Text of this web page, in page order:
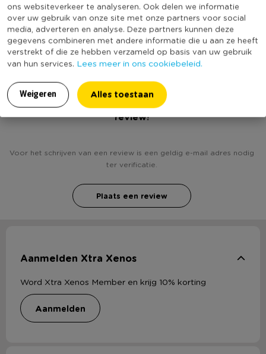
ons websiteverkeer te analyseren. Ook delen we informatie
over uw gebruik van onze site met onze partners voor social
media, adverteren en analyse. Deze partners kunnen deze
gegevens combineren met andere informatie die u aan ze heeft
verstrekt of die ze hebben verzameld op basis van uw gebruik
van hun services. Lees meer in ons cookiebeleid.
Weigeren Alles toestaan
Productlengte (cm)
28
Duurzaamheidsscore
(Nog) geen score
bekend
Heb jij Tiara kerst - kerstboompjes? Schrijf een
review!
Voor het schrijven van een review is een geldig e-mail adres nodig
ter verificatie.
Plaats een review
Aanmelden Xtra Xenos
Word Xtra Xenos Member en krijg 10% korting
aanmelden